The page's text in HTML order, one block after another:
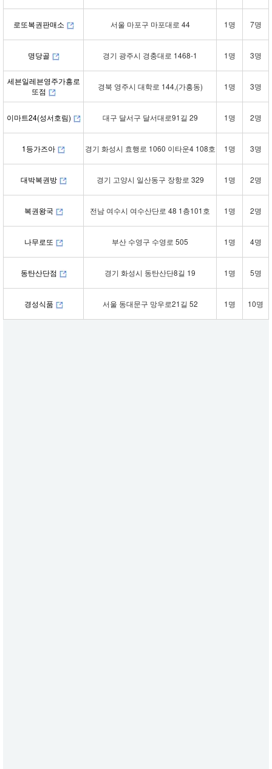
로또복권판매소 서울 마포구 마포대로 44 1명 7명
명당골 경기 광주시 경충대로 1468-1 1명 3명
세븐일레븐영주가흥로
또점
경북 영주시 대학로 144,(가흥동) 1명 3명
이마트24(성서호림) 대구 달서구 달서대로91길 29 1명 2명
1등가즈아 경기 화성시 효행로 1060 이타운4 108호 1명 3명
대박복권방 경기 고양시 일산동구 장항로 329 1명 2명
복권왕국 전남 여수시 여수산단로 48 1층101호 1명 2명
나무로또 부산 수영구 수영로 505 1명 4명
동탄산단점 경기 화성시 동탄산단8길 19 1명 5명
경성식품 서울 동대문구 망우로21길 52 1명 10명